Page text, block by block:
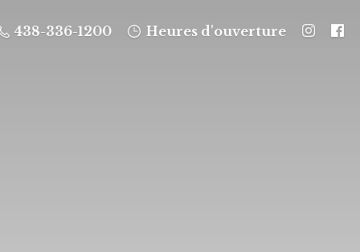
438-336-1200 Heures d'ouverture